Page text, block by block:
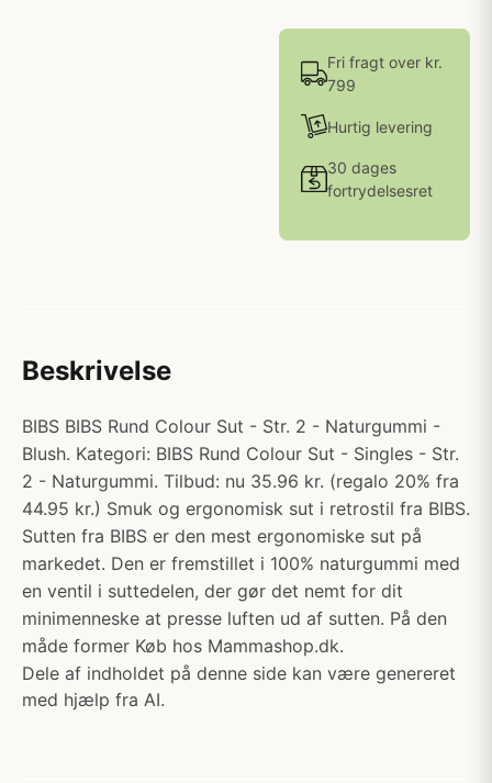
Fri fragt over kr.
799
Hurtig levering
30 dages
fortrydelsesret
Beskrivelse
BIBS BIBS Rund Colour Sut - Str. 2 - Naturgummi -
Blush. Kategori: BIBS Rund Colour Sut - Singles - Str.
2 - Naturgummi. Tilbud: nu 35.96 kr. (regalo 20% fra
44.95 kr.) Smuk og ergonomisk sut i retrostil fra BIBS.
Sutten fra BIBS er den mest ergonomiske sut på
markedet. Den er fremstillet i 100% naturgummi med
en ventil i suttedelen, der gør det nemt for dit
minimenneske at presse luften ud af sutten. På den
måde former Køb hos Mammashop.dk.
Dele af indholdet på denne side kan være genereret
med hjælp fra AI.